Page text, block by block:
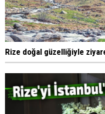
Rize doğal güzelliğiyle